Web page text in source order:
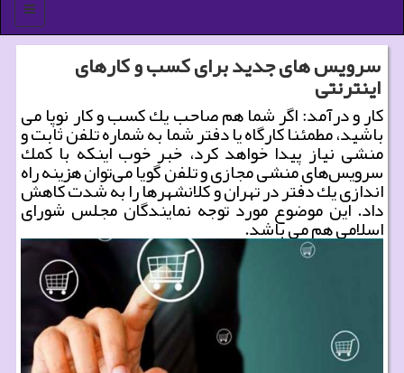
منو
سرویس های جدید برای كسب و كارهای
اینترنتی
كار و درآمد: اگر شما هم صاحب یك كسب و كار نوپا می
باشید، مطمئنا كارگاه یا دفتر شما به شماره تلفن ثابت و
منشی نیاز پیدا خواهد كرد، خبر خوب اینكه با كمك
سرویس‌های منشی مجازی و تلفن گویا می‌توان هزینه راه
اندازی یك دفتر در تهران و كلانشهرها را به شدت كاهش
داد. این موضوع مورد توجه نمایندگان مجلس شورای
اسلامی هم می باشد.